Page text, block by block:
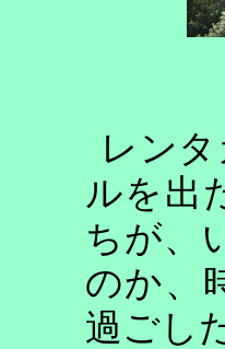
レン
ルを出
ちが、
のか、
過ごし